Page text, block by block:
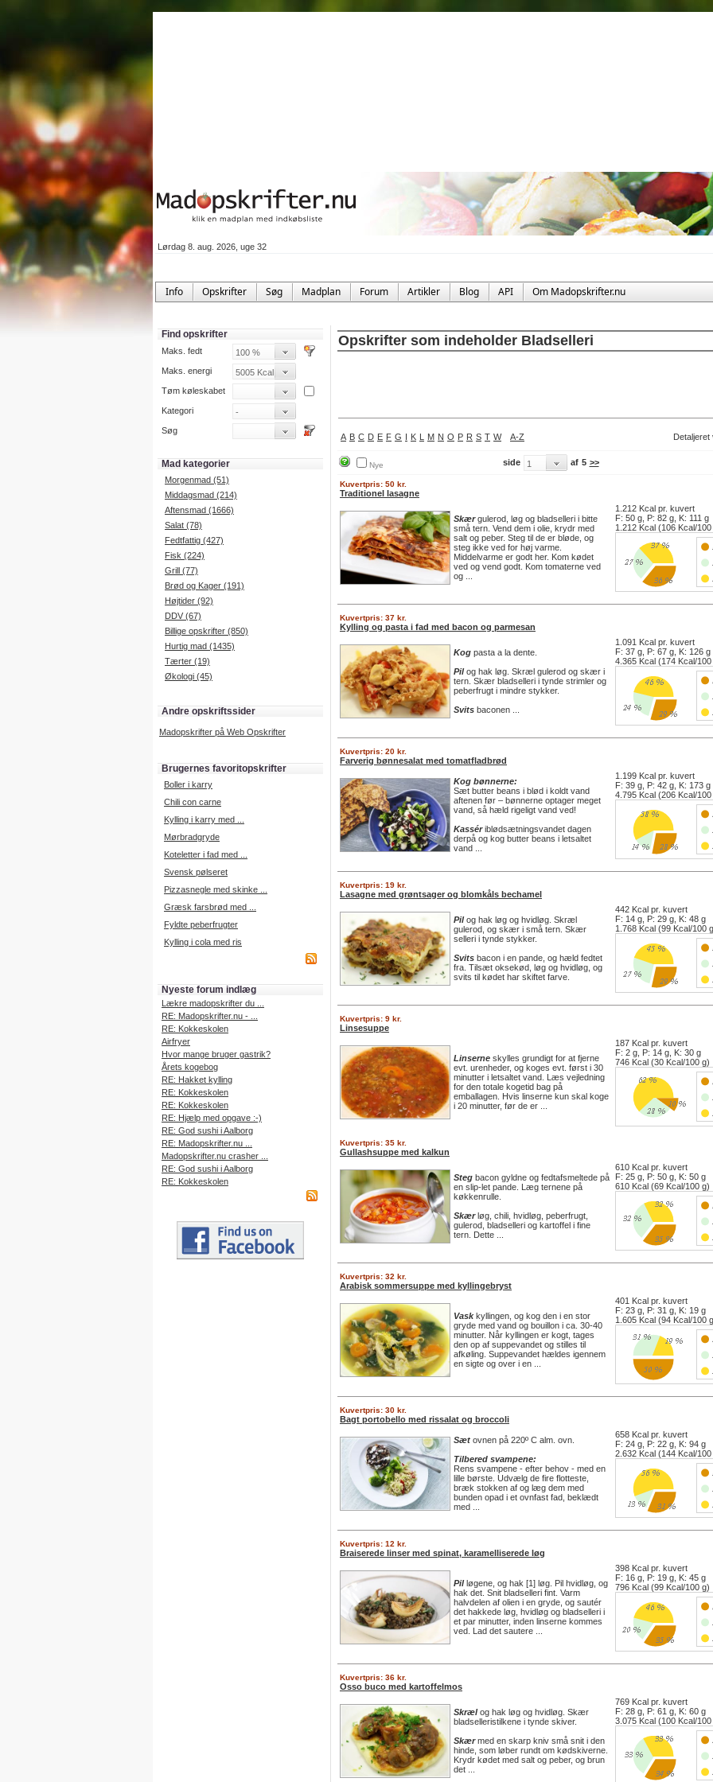
Lørdag 8. aug. 2026, uge 32
Info Opskrifter Søg Madplan Forum Artikler Blog API Om Madopskrifter.nu
Find opskrifter
Maks. fedt
Maks. energi
Tøm køleskabet
Kategori
Søg
Mad kategorier
Morgenmad (51)
Middagsmad (214)
Aftensmad (1666)
Salat (78)
Fedtfattig (427)
Fisk (224)
Grill (77)
Brød og Kager (191)
Højtider (92)
DDV (67)
Billige opskrifter (850)
Hurtig mad (1435)
Tærter (19)
Økologi (45)
Andre opskriftssider
Madopskrifter på Web Opskrifter
Brugernes favoritopskrifter
Boller i karry
Chili con carne
Kylling i karry med ...
Mørbradgryde
Koteletter i fad med ...
Svensk pølseret
Pizzasnegle med skinke ...
Græsk farsbrød med ...
Fyldte peberfrugter
Kylling i cola med ris
Nyeste forum indlæg
Lækre madopskrifter du ...
RE: Madopskrifter.nu - ...
RE: Kokkeskolen
Airfryer
Hvor mange bruger gastrik?
Årets kogebog
RE: Hakket kylling
RE: Kokkeskolen
RE: Kokkeskolen
RE: Hjælp med opgave :-)
RE: God sushi i Aalborg
RE: Madopskrifter.nu ...
Madopskrifter.nu crasher ...
RE: God sushi i Aalborg
RE: Kokkeskolen
Opskrifter som indeholder Bladselleri
A B C D E F G I K L M N O P R S T W A-Z Detaljeret
Nye side af 5 >>
Kuvertpris: 50 kr.
Traditionel lasagne
Skærgulerod, løg og bladselleri i bitte
små tern. Vend dem i olie, krydr med
salt og peber. Steg til de er bløde, og
steg ikke ved for høj varme.
Middelvarme er godt her. Kom kødet
ved og vend godt. Kom tomaterne ved
og ...
1.212 Kcal pr. kuvert
F: 50 g, P: 82 g, K: 111 g
1.212 Kcal (106 Kcal/100
Kuvertpris: 37 kr.
Kylling og pasta i fad med bacon og parmesan
Kog pasta a la dente.
Pilog hak løg. Skræl gulerod og skær i
tern. Skær bladselleri i tynde strimler og
peberfrugt i mindre stykker.
Svits baconen ...
1.091 Kcal pr. kuvert
F: 37 g, P: 67 g, K: 126 g
4.365 Kcal (174 Kcal/100
Kuvertpris: 20 kr.
Farverig bønnesalat med tomatfladbrød
Kog bønnerne:
Sæt butter beans i blød i koldt vand
aftenen før – bønnerne optager meget
vand, så hæld rigeligt vand ved!
Kassériblødsætningsvandet dagen
derpå og kog butter beans i letsaltet
vand ...
1.199 Kcal pr. kuvert
F: 39 g, P: 42 g, K: 173 g
4.795 Kcal (206 Kcal/100
Kuvertpris: 19 kr.
Lasagne med grøntsager og blomkåls bechamel
Pilog hak løg og hvidløg. Skræl
gulerod, og skær i små tern. Skær
selleri i tynde stykker.
Svits bacon i en pande, og hæld fedtet
fra. Tilsæt oksekød, løg og hvidløg, og
svits til kødet har skiftet farve.
442 Kcal pr. kuvert
F: 14 g, P: 29 g, K: 48 g
1.768 Kcal (99 Kcal/100
Kuvertpris: 9 kr.
Linsesuppe
Linserne skylles grundigt for at fjerne
evt. urenheder, og koges evt. først i 30
minutter i letsaltet vand. Læs vejledning
for den totale kogetid bag på
emballagen. Hvis linserne kun skal koge
i 20 minutter, før de er ...
187 Kcal pr. kuvert
F: 2 g, P: 14 g, K: 30 g
746 Kcal (30 Kcal/100 g)
Kuvertpris: 35 kr.
Gullashsuppe med kalkun
Steg bacon gyldne og fedtafsmeltede på
en slip-let pande. Læg ternene på
køkkenrulle.
Skærløg, chili, hvidløg, peberfrugt,
gulerod, bladselleri og kartoffel i fine
tern. Dette ...
610 Kcal pr. kuvert
F: 25 g, P: 50 g, K: 50 g
610 Kcal (69 Kcal/100 g)
Kuvertpris: 32 kr.
Arabisk sommersuppe med kyllingebryst
Vaskkyllingen, og kog den i en stor
gryde med vand og bouillon i ca. 30-40
minutter. Når kyllingen er kogt, tages
den op af suppevandet og stilles til
afkøling. Suppevandet hældes igennem
en sigte og over i en ...
401 Kcal pr. kuvert
F: 23 g, P: 31 g, K: 19 g
1.605 Kcal (94 Kcal/100
Kuvertpris: 30 kr.
Bagt portobello med rissalat og broccoli
Sæt ovnen på 220º C alm. ovn.
Tilbered svampene:
Rens svampene - efter behov - med en
lille børste. Udvælg de fire flotteste,
bræk stokken af og læg dem med
bunden opad i et ovnfast fad, beklædt
med ...
658 Kcal pr. kuvert
F: 24 g, P: 22 g, K: 94 g
2.632 Kcal (144 Kcal/100
Kuvertpris: 12 kr.
Braiserede linser med spinat, karamelliserede løg
Pilløgene, og hak [1] løg. Pil hvidløg, og
hak det. Snit bladselleri fint. Varm
halvdelen af olien i en gryde, og sautér
det hakkede løg, hvidløg og bladselleri i
et par minutter, inden linserne kommes
ved. Lad det sautere ...
398 Kcal pr. kuvert
F: 16 g, P: 19 g, K: 45 g
796 Kcal (99 Kcal/100 g)
Kuvertpris: 36 kr.
Osso buco med kartoffelmos
Skrælog hak løg og hvidløg. Skær
bladselleristilkene i tynde skiver.
Skærmed en skarp kniv små snit i den
hinde, som løber rundt om kødskiverne.
Krydr kødet med salt og peber, og brun
det ...
769 Kcal pr. kuvert
F: 28 g, P: 61 g, K: 60 g
3.075 Kcal (100 Kcal/100